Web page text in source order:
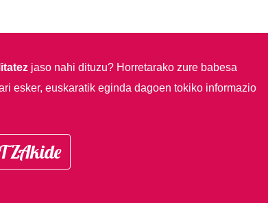
jaso nahi dituzu? Horretarako zure babesa
esker, euskaratik eginda dagoen tokiko informazio